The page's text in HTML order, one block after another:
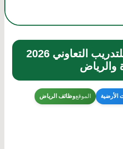
برنامج ساسكو للتدريب التعاوني 2026
والرياض
الأرضية الموقعوظائف الرياض